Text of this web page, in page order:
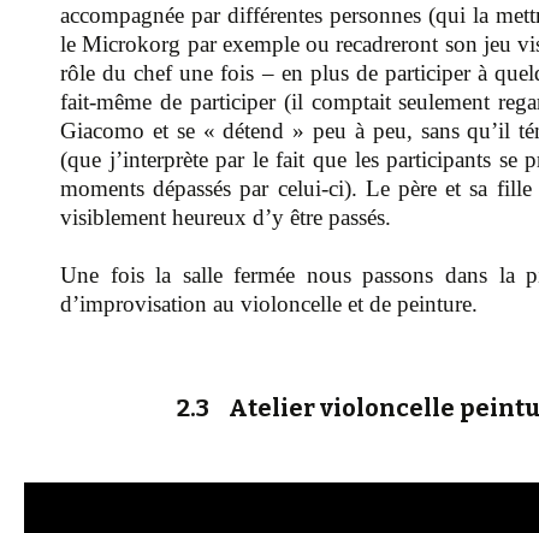
accompagnée par différentes personnes (qui la
le Microkorg par exemple ou recadreront son jeu
rôle du chef une fois – en plus de participer à
fait-même de participer (il comptait seulement
Giacomo et se « détend » peu à peu, sans qu’il
(que j’interprète par le fait que les participants se
moments dépassés par celui-ci). Le père et sa
visiblement heureux d’y être passés.
Une fois la salle fermée nous passons dans la
d’improvisation au violoncelle et de peinture.
2.3 Atelier violoncelle